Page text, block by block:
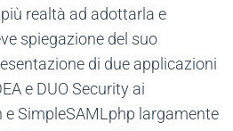
realtà ad adottarla e
spiegazione del suo
di due applicazioni
e DUO Security ai
SimpleSAMLphp largamente